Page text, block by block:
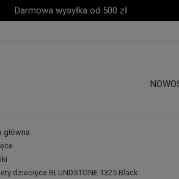
Darmowa wysyłka od 500 zł
główna
dziecięce BLUNDSTONE 1325 Black